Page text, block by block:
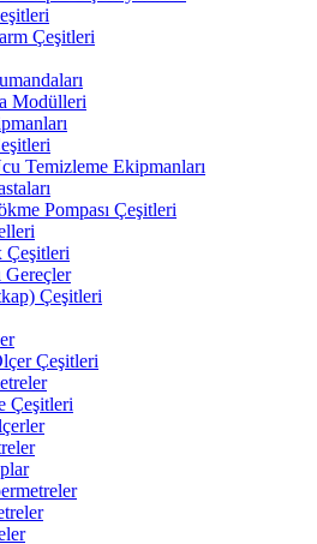
Çeşitleri
Modülleri
Temizleme Ekipmanları
Pompası Çeşitleri
Çeşitleri
Gereçler
Çeşitleri
Çeşitleri
Çeşitleri